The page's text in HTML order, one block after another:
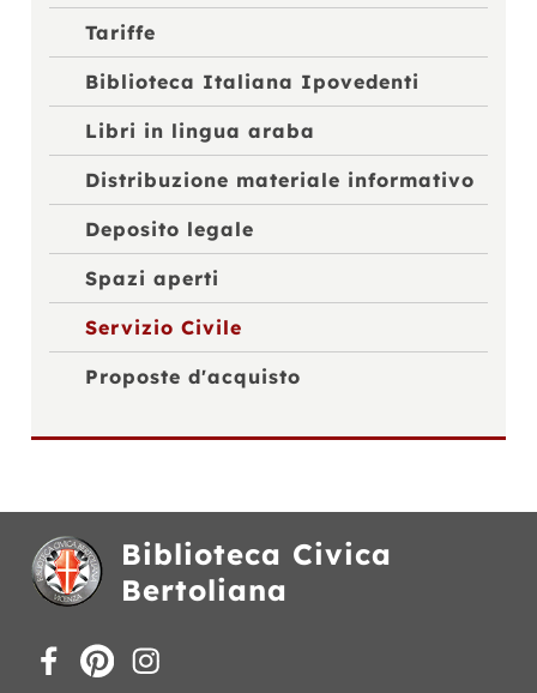
Tariffe
Biblioteca Italiana Ipovedenti
Libri in lingua araba
Distribuzione materiale informativo
Deposito legale
Spazi aperti
Servizio Civile
Proposte d'acquisto
Biblioteca Civica
Bertoliana